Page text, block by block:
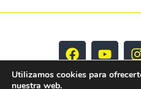
Utilizamos cookies para
nuestra web.